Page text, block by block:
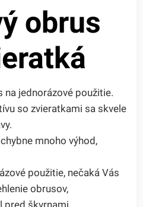
obrus
jednorázové použitie.
so zvieratkami sa skvele
mnoho výhod,
použitie, nečaká Vás
obrusov,
pred škvrnami,